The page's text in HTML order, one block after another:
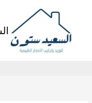
navigation